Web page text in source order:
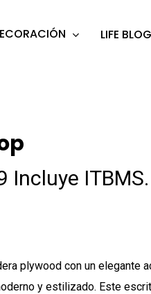
LIFE BLOG
El
$516.49.
Incluye ITBMS.
plywood con un elegante
y estilizado. Este